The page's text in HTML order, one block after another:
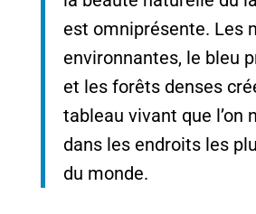
est omniprésente. Les
environnantes, le bleu
et les forêts denses
tableau vivant que l’on
dans les endroits les
du monde.